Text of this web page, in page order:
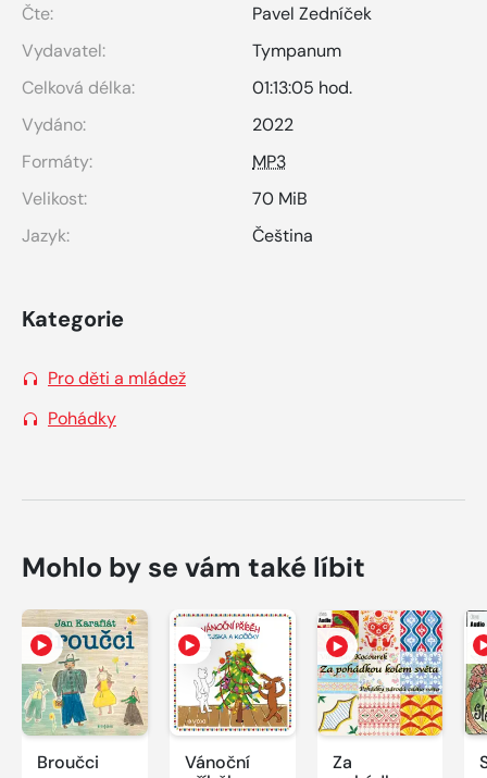
Čte:
Pavel Zedníček
Vydavatel:
Tympanum
Celková délka:
01:13:05 hod.
Vydáno:
2022
Formáty:
MP3
Velikost:
70 MiB
Jazyk:
Čeština
Kategorie
Pro děti a mládež
Pohádky
Mohlo by se vám také líbit
Broučci
Vánoční
Za